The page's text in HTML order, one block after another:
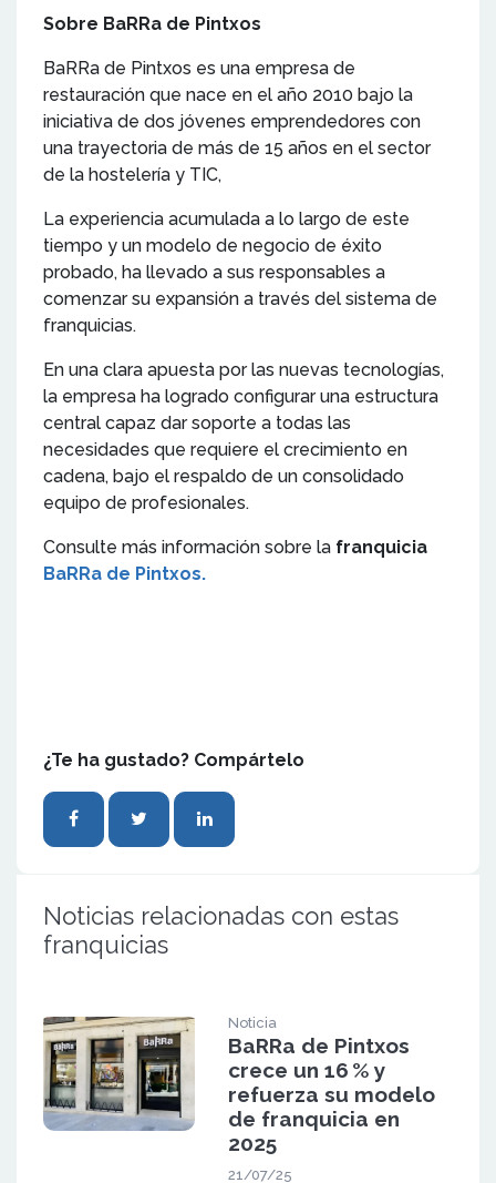
Sobre BaRRa de Pintxos
BaRRa de Pintxos es una empresa de
restauración que nace en el año 2010 bajo la
iniciativa de dos jóvenes emprendedores con
una trayectoria de más de 15 años en el sector
de la hostelería y TIC,
La experiencia acumulada a lo largo de este
tiempo y un modelo de negocio de éxito
probado, ha llevado a sus responsables a
comenzar su expansión a través del sistema de
franquicias.
En una clara apuesta por las nuevas tecnologías,
la empresa ha logrado configurar una estructura
central capaz dar soporte a todas las
necesidades que requiere el crecimiento en
cadena, bajo el respaldo de un consolidado
equipo de profesionales.
Consulte más información sobre la franquicia
BaRRa de Pintxos.
¿Te ha gustado? Compártelo
Noticias relacionadas con estas
franquicias
Noticia
BaRRa de Pintxos
crece un 16 % y
refuerza su modelo
de franquicia en
2025
21/07/25